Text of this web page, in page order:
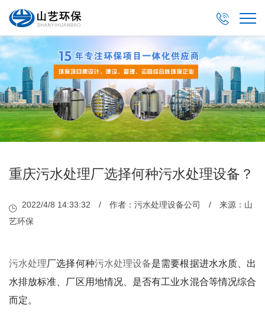

重庆污水处理厂选择何种污水处理设备？
2022/4/8 14:33:32 / 作者：污水处理设备公司 / 来源：山
艺环保
污水处理厂选择何种污水处理设备是需要根据进水水质、出
水排放标准、厂区用地情况、是否有工业水混合等情况综合
而定。